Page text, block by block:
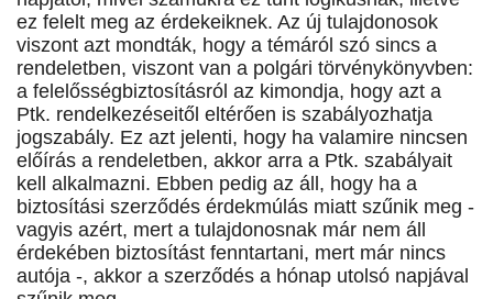
ez felelt meg az érdekeiknek. Az új tulajdonosok
viszont azt mondták, hogy a témáról szó sincs a
rendeletben, viszont van a polgári törvénykönyvben:
a felelősségbiztosításról az kimondja, hogy azt a
Ptk. rendelkezéseitől eltérően is szabályozhatja
jogszabály. Ez azt jelenti, hogy ha valamire nincsen
előírás a rendeletben, akkor arra a Ptk. szabályait
kell alkalmazni. Ebben pedig az áll, hogy ha a
biztosítási szerződés érdekmúlás miatt szűnik meg -
vagyis azért, mert a tulajdonosnak már nem áll
érdekében biztosítást fenntartani, mert már nincs
autója -, akkor a szerződés a hónap utolsó napjával